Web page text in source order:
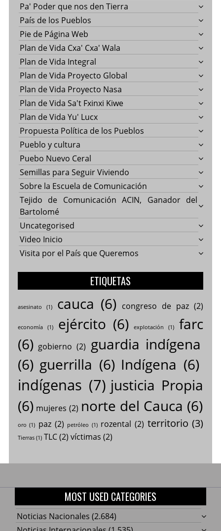
Pa' Poder que nos den Tierra
País de los Pueblos
Pie de Página Web
Plan de Vida Cxa' Cxa' Wala
Plan de Vida Integral
Plan de Vida Proyecto Global
Plan de Vida Proyecto Nasa
Plan de Vida Sa't Fxinxi Kiwe
Plan de Vida Yu' Lucx
Propuesta Política de los Pueblos
Pueblo y cultura
Puebo Nuevo Ceral
Semillas para Seguir Viviendo
Sobre la Escuela de Comunicación
Tejido de Comunicación ACIN, Ganador del
Bartolomé
Uncategorised
Video Inicio
Visita por el País que Queremos
ETIQUETAS
asesinato (1) cauca (6) congreso de paz(2)
economía(1) ejército (6) explotación (1)
farc
(6) gobierno (2) guardia indígena
(6) guerrilla (6) Indígena (6)
indígenas (7) justicia Propia
(6) mujeres (2) norte del Cauca (6)
oro (1) paz (2) petróleo (1) rozental (2) territorio (3)
Tierras(1) TLC(2) víctimas (2)
MOST USED CATEGORIES
Noticias Nacionales (2.684)